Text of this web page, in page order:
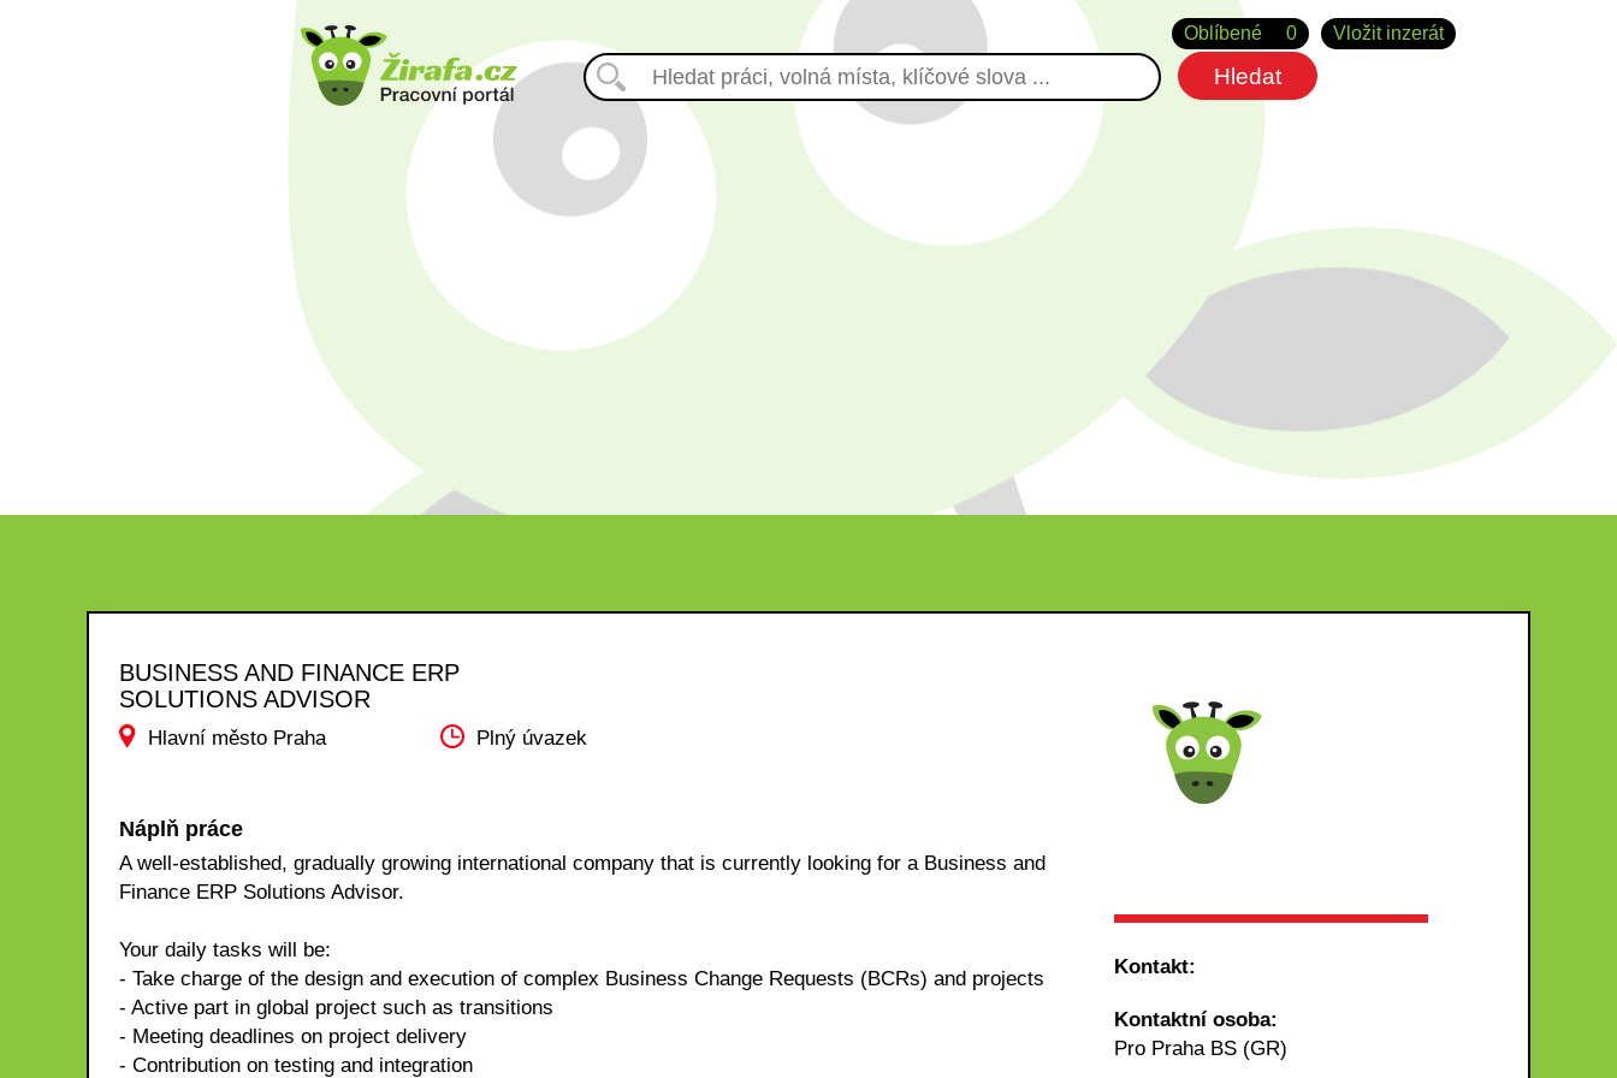
Vložit inzerát
Oblíbené 0
BUSINESS AND FINANCE ERP
SOLUTIONS ADVISOR
Hlavní město Praha Plný úvazek
Náplň práce
A well-established, gradually growing international company that is currently looking for a Business and
Finance ERP Solutions Advisor.
Your daily tasks will be:
- Take charge of the design and execution of complex Business Change Requests (BCRs) and projects
- Active part in global project such as transitions
- Meeting deadlines on project delivery
- Contribution on testing and integration
Kontakt:
Kontaktní osoba:
Pro Praha BS (GR)